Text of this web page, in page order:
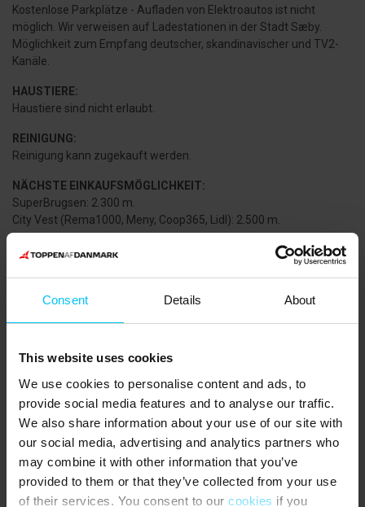
Consent Details About
This website uses cookies
We use cookies to personalise content and ads, to
provide social media features and to analyse our traffic.
We also share information about your use of our site with
our social media, advertising and analytics partners who
may combine it with other information that you’ve
provided to them or that they’ve collected from your use
of their services. You consent to our cookies if you
Kostenlose Parkplätze - Aufladen von Elektroautos ist nicht
möglich. Wir verweisen auf Ladestationen in der Stadt Sæby.
Möglichkeit zum Empfang deutscher, skandinavischer und TV2-
Kanäle.
HAUSTIERE:
Haustiere sind nicht erlaubt.
REINIGUNG:
Reinigung kann zugekauft werden.
NÄCHSTE EINKAUFSMÖGLICHKEIT:
SuperBrugsen: 2.300 m.
City Vest (Rema1000, Meny, Coop365, Lidl): 2.500 m.
ÖFFENTLICHE VERKEHRSMITTEL:
DIE UMGEBUNG:
Sandstrand entfernt. Die Strandpromenade führt zum Hafen von
Sæby und zum Stadtzentrum. Hier im Zentrum gibt es eine gute
Auswahl an Einzelhandelsgeschäften und Restaurants in den
Fußgängerzonen und am Hafen. Im Zentrum sollte man
unbedingt die Altstadt mit ihren gut erhaltenen, alten Häusern,
den Fischereipfad und den Hafen mit seinem schönen Ambiente
und Atmosphäre erleben.
In Nordjütland gibt es viele spannende Sehenswürdigkeiten und